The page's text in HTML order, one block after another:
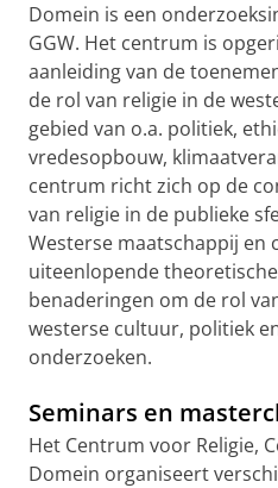
Domein is een
GGW. Het centrum is
aanleiding van de
de rol van religie in de
gebied van o.a. politiek,
vredesopbouw,
centrum richt zich op de
van religie in de publieke
Westerse maatschappij en
uiteenlopende
benaderingen om de rol
westerse cultuur, politiek
onderzoeken.
Seminars en
Het Centrum voor Religie,
Domein organiseert